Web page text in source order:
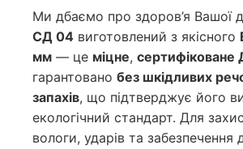
Ми дбаємо про здоров’я Вашої
СД 04 виготовлений з якісного
мм — це міцне, сертифіковане
гарантовано без шкідливих
запахів, що підтверджує його
екологічний стандарт. Для
вологи, ударів та забезпечення